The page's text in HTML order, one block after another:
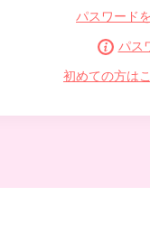
パスワード
パス
初めての方は